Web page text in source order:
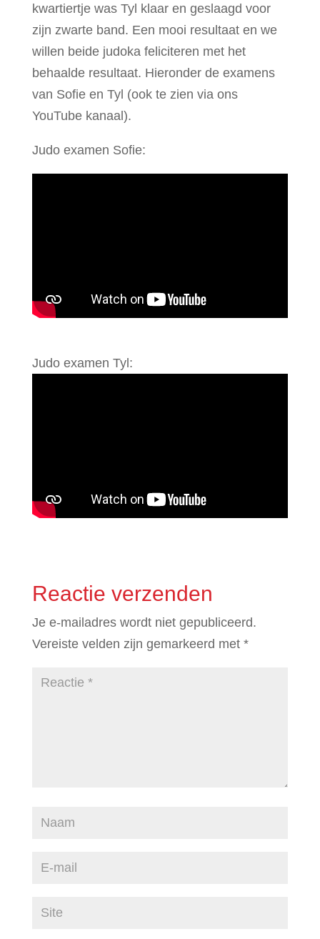
kwartiertje was Tyl klaar en geslaagd voor
zijn zwarte band. Een mooi resultaat en we
willen beide judoka feliciteren met het
behaalde resultaat. Hieronder de examens
van Sofie en Tyl (ook te zien via ons
YouTube kanaal).
Judo examen Sofie:
Judo examen Tyl:
Reactie verzenden
Je e-mailadres wordt niet gepubliceerd.
Vereiste velden zijn gemarkeerd met *